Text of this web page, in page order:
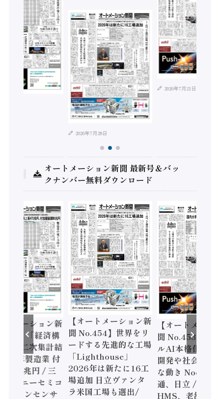
2026年7月28日
2026年7月21日
オートメーション新聞 最新号＆バッ
クナンバー無料ダウンロード
トメーション新
】「経済構
調査二次集計結
年製造業 付
額86兆円 / 三
とソニーセミコ
ジョンセンサ
【オートメーション新
聞 No.454】世界をリ
ードする先進的な工場
「Lighthouse」
2026年は新たに16工
場追加 日立ヴァンタ
ラ米国工場も選出/
【オートメーシ
聞 No.453】フ
ルAI本格化へ
開発や社会実装
な動き Noetra
通、日立 / 兵神
HMS、老舗ポ